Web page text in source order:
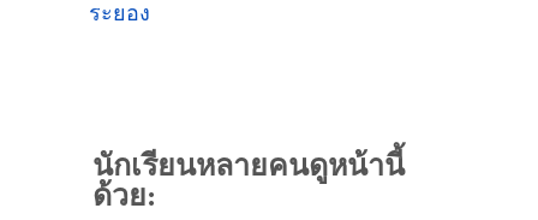
ระยอง
นักเรียนหลายคนดูหน้านี้
ด้วย: